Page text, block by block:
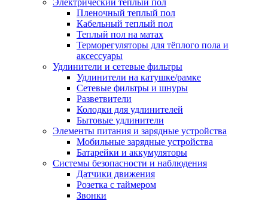
Пленочный теплый пол
Кабельный теплый пол
Теплый пол на матах
Терморегуляторы для тёплого пола и
аксессуары
Удлинители и сетевые фильтры
Удлинители на катушке/рамке
Сетевые фильтры и шнуры
Разветвители
Колодки для удлинителей
Бытовые удлинители
Элементы питания и зарядные устройства
Мобильные зарядные устройства
Батарейки и аккумуляторы
Системы безопасности и наблюдения
Датчики движения
Розетка с таймером
Звонки